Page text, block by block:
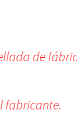
de
fabricante.